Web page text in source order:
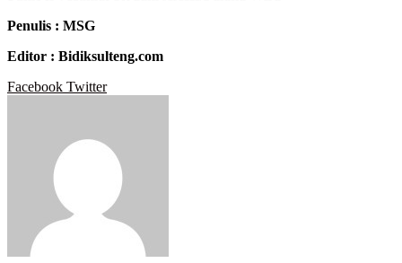
Penulis : MSG
Editor : Bidiksulteng.com
Facebook TwitterGoogle+
LinkedIn
StumbleUpon
Tumblr
Pinterest
Reddit
VKontakte
WhatsApp
Telegram
Viber
Share
Print